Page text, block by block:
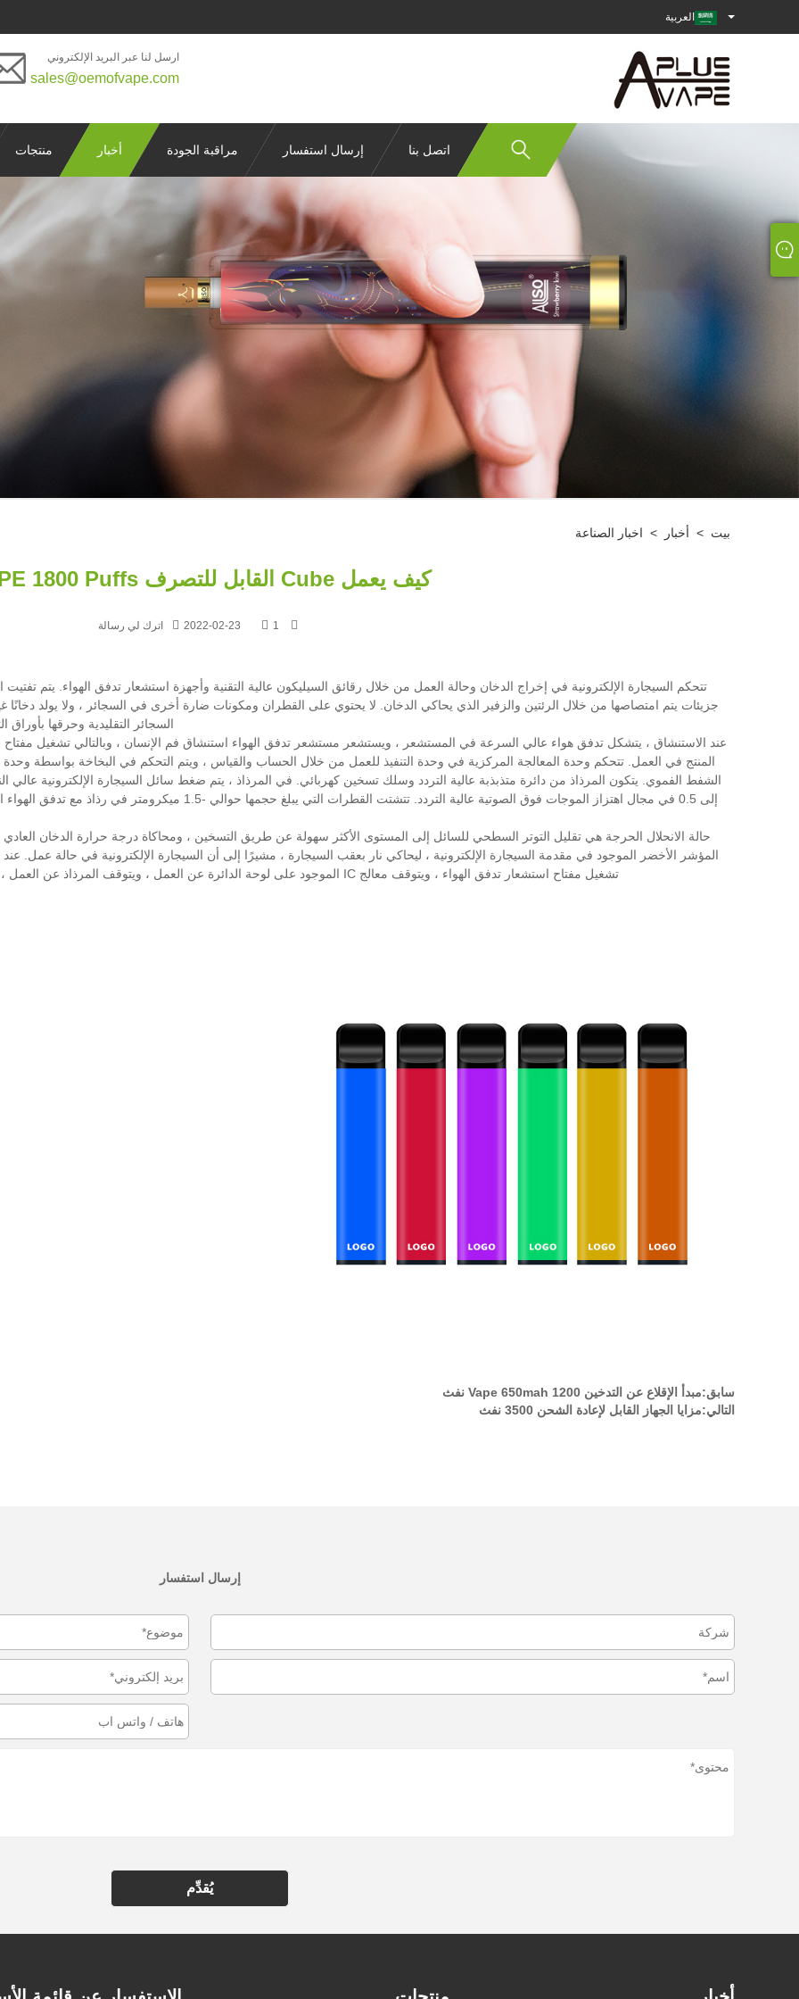
العربية
ارسل لنا عبر البريد الإلكتروني
sales@oemofvape.com
منتجات أخبار مراقبة الجودة إرسال استفسار اتصل بنا
بيت > أخبار > اخبار الصناعة
كيف يعمل Cube القابل للتصرف VAPE 1800 Puffs
2022-02-23 1 اترك لي رسالة
تتحكم السيجارة الإلكترونية في إخراج الدخان وحالة العمل من خلال رقائق السيليكون عالية التقنية وأجهزة استشعار تدفق الهواء. يتم تفتيت
جزيئات يتم امتصاصها من خلال الرئتين والزفير الذي يحاكي الدخان. لا يحتوي على القطران ومكونات ضارة أخرى في السجائر ، ولا يولد دخانًا
السجائر التقليدية وحرقها
عند الاستنشاق ، يتشكل تدفق هواء عالي السرعة في المستشعر ، ويستشعر مستشعر تدفق الهواء استنشاق فم الإنسان ، وبالتالي تشغيل مفتاح
المنتج في العمل. تتحكم وحدة المعالجة المركزية في وحدة التنفيذ للعمل من خلال الحساب والقياس ، ويتم التحكم في البخاخة بواسطة
الشفط الفموي. يتكون المرذاذ من دائرة متذبذبة عالية التردد وسلك تسخين كهربائي. في المرذاذ ، يتم ضغط سائل السيجارة الإلكترونية عالي
إلى 0.5 في مجال اهتزاز الموجات فوق الصوتية عالية التردد. تتشتت
المؤشر الأخضر الموجود في مقدمة السيجارة الإلكترونية ، ليحاكي نار بعقب السيجارة ، مشيرًا إلى أن السيجارة الإلكترونية في حالة عمل.
تشغيل مفتاح استشعار تدفق الهواء ، ويتوقف معالج IC الموجود على لوحة الدائرة عن العمل ، ويتوقف المرذاذ عن العمل ، وينطفئ المؤشر الأخضر الموجود في مقدمة السيجارة الإلكترونية.
سابق:مبدأ الإقلاع عن التدخين Vape 650mah 1200 نفث
التالي:مزايا الجهاز القابل لإعادة الشحن 3500 نفث
إرسال استفسار
يُقدِّم